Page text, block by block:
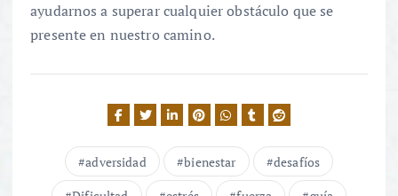
ayudarnos a superar cualquier obstáculo que se
presente en nuestro camino.
adversidad bienestar
desafíos